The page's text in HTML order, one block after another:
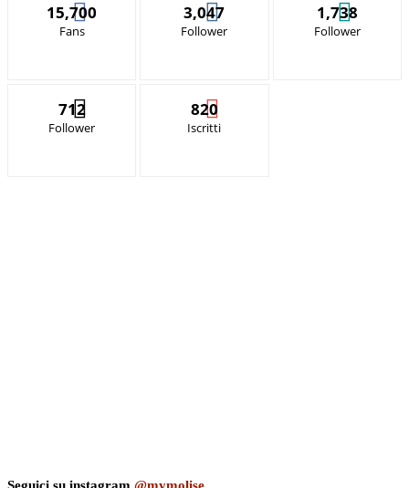
15,700
Fans
3,047
Follower
1,738
Follower
712
Follower
820
Iscritti